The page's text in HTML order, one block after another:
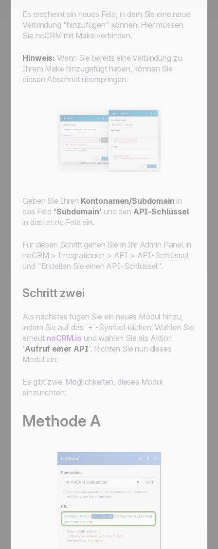
Es erscheint ein neues Feld, in dem Sie eine neue
Verbindung "hinzufügen" können. Hier müssen
Sie noCRM mit Make verbinden.
Hinweis: Wenn Sie bereits eine Verbindung zu
Ihrem Make hinzugefügt haben, können Sie
diesen Abschnitt überspringen.
Geben Sie Ihren Kontonamen/Subdomain in
das Feld 'Subdomain' und den API-Schlüssel
in das letzte Feld ein.
Für diesen Schritt gehen Sie in Ihr Admin Panel in
noCRM > Integrationen > API > API-Schlüssel
und "Erstellen Sie einen API-Schlüssel".
Schritt zwei
Als nächstes fügen Sie ein neues Modul hinzu,
indem Sie auf das '+'-Symbol klicken. Wählen Sie
erneut noCRM.io und wählen Sie als Aktion
'Aufruf einer API'. Richten Sie nun dieses
Modul ein:
Es gibt zwei Möglichkeiten, dieses Modul
einzurichten:
Methode A